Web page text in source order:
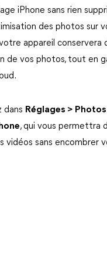
iPhone sans rien
des photos sur
appareil conservera
de vos photos, tout en
dans Réglages >
, qui vous permettra
vidéos sans encombrer